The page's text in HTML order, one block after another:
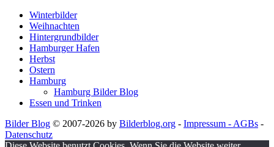
Winterbilder
Weihnachten
Hintergrundbilder
Hamburger Hafen
Herbst
Ostern
Hamburg
Hamburg Bilder Blog
Essen und Trinken
Bilder Blog © 2007-2026 by Bilderblog.org - Impressum - AGBs -
Datenschutz